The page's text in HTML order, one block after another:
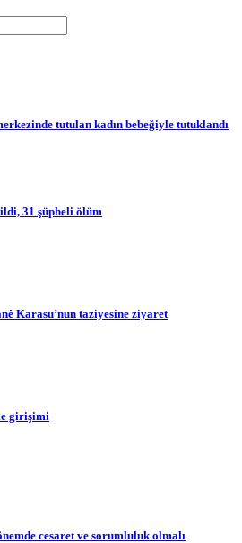
tutulan kadın bebeğiyle tutuklandı
31 şüpheli ölüm
Karasu’nun taziyesine ziyaret
girişimi
cesaret ve sorumluluk olmalı